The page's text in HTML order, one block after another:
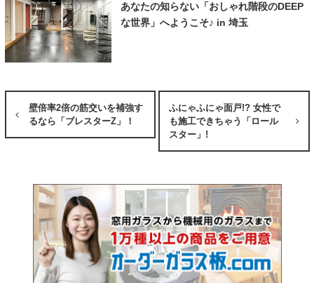
あなたの知らない「おしゃれ階段のDEEP
な世界」へようこそ♪ in 埼玉
壁倍率2倍の筋交いを補強す
るなら「ブレスターZ」！
ふにゃふにゃ面戸!? 女性で
も施工できちゃう「ロール
スター」!